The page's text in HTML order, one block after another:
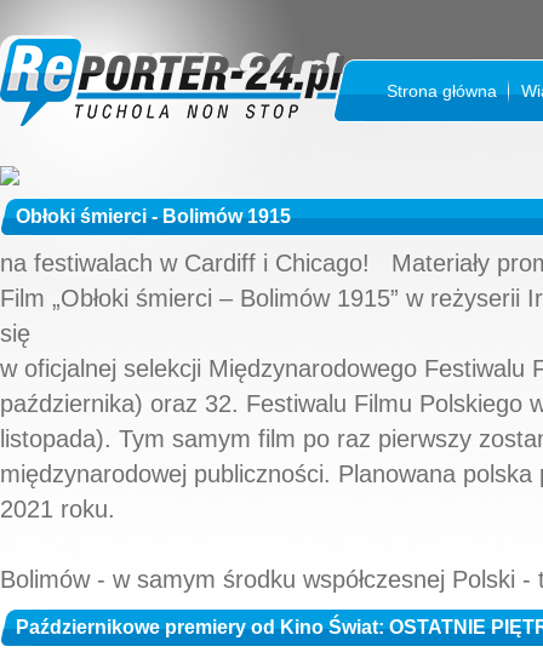
Strona główna
Obłoki śmierci - Bolimów 1915
na festiwalach w Cardiff i Chicago! Materiały
Film „Obłoki śmierci – Bolimów 1915” w reżyserii
się
w oficjalnej selekcji Międzynarodowego Festiwalu
października) oraz 32. Festiwalu Filmu Polskiego
listopada). Tym samym film po raz pierwszy
międzynarodowej publiczności. Planowana
2021 roku.
Bolimów - w samym środku współczesnej Polski -
Październikowe premiery od Kino Świat: OSTATNIE